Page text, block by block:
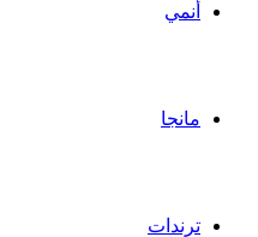
أنمي
مانجا
ترندات